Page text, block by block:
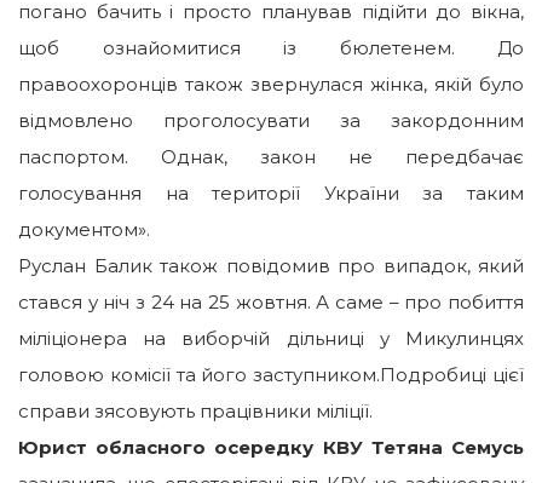
погано бачить і просто планував підійти до вікна,
щоб ознайомитися із бюлетенем. До
правоохоронців також звернулася жінка, якій було
відмовлено проголосувати за закордонним
паспортом. Однак, закон не передбачає
голосування на території України за таким
документом».
Руслан Балик також повідомив про випадок, який
стався у ніч з 24 на 25 жовтня. А саме – про побиття
міліціонера на виборчій дільниці у Микулинцях
головою комісії та його заступником.Подробиці цієї
справи зясовують працівники міліції.
Юрист обласного осередку КВУ Тетяна Семусь